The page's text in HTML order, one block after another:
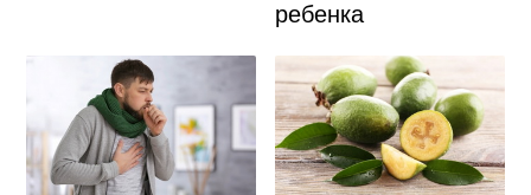
ребенка